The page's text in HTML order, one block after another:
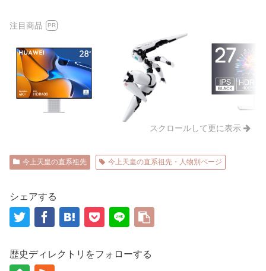
注目商品 PR
スクロールして更に表示
今上天皇の直系祖先 今上天皇の直系祖先・人物別ページ
シェアする
歴史ディレクトリをフォローする